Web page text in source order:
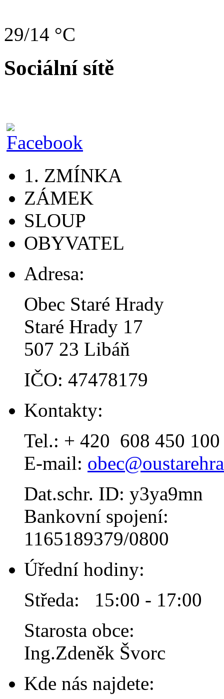
29/14 °C
Sociální sítě
1. ZMÍNKA
ZÁMEK
SLOUP
OBYVATEL
Adresa:
Obec Staré Hrady
Staré Hrady 17
507 23 Libáň
IČO: 47478179
Kontakty:
Tel.: + 420 608 450 100
E-mail:
Dat.schr. ID: y3ya9mn
Bankovní spojení:
1165189379/0800
Úřední hodiny:
Středa: 15:00 - 17:00
Starosta obce:
Ing.Zdeněk Švorc
Kde nás najdete: